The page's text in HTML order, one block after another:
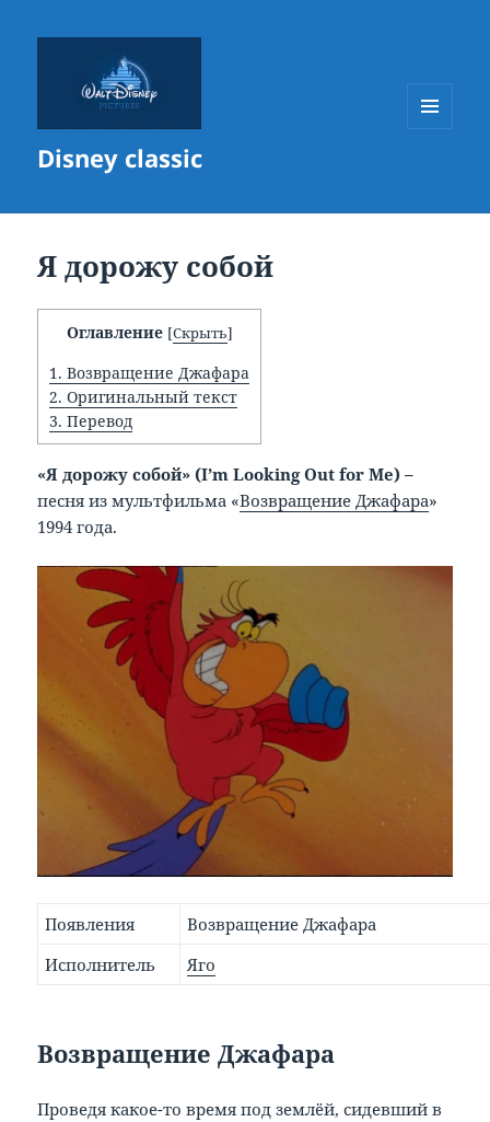
Disney classic
Я дорожу собой
Оглавление [Скрыть]
1. Возвращение Джафара
2. Оригинальный текст
3. Перевод
«Я дорожу собой» (I’mLookingOutforMe) –
песня из мультфильма «Возвращение Джафара»
1994 года.
Появления
Возвращение Джафара
Исполнитель
Яго
Возвращение Джафара
Проведя какое-то время под землёй, сидевший в